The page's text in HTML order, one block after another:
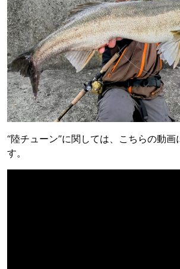
“陸チューン”に関しては、こちらの動画
す。